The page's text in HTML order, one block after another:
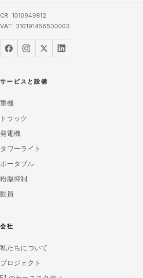
CR: 1010949812
VAT: 310191456500003
サービスと設備
重機
トラック
発電機
タワーライト
ポータブル
粉塵抑制
動員
会社
私たちについて
プロジェクト